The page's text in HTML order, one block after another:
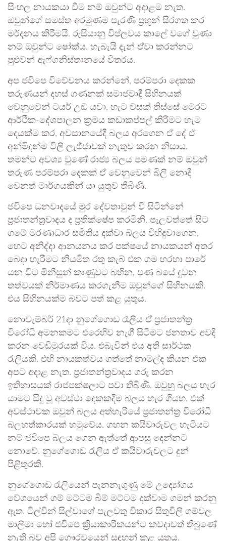
සිංහල නායකයා වීම නම් ඔවුන්ට අදාළම නැත.
ඔවුන්ගේ සමස්ත අරමුණම පැරණි ප්‍රභූන් සිරගත කර
මර්දනය කිරීමයි. රුසියානු විප්ලවය කාලේ වගේ වුණා
නම් ඔවුන්ට ෂෝක්ය. හැබැයි දැන් ඒවා කරන්නට
පුළුවන් ඇෆ්ගනිස්තානයේ විතරය.
අප ජවිපෙ විවේචනය කරන්නේ, පරම්පරා දෙකක
තරුණයන් දහස් ගණනක් සමාජවාදී සිහිනයක්
වෙනුවෙන් ටයර් උඩ යවා, හැට වසක් තිස්සේ මෙරට
ආර්ථික-දේශපාලන ක්‍රමය කඩාකප්පල් කිරීමට හැම
දෙයක්ම කර, අවසානයේදී බලය අරගෙන ඒ දේ ඒ
අන්මිදන්ම විලි ලැජ්ජාවක් නැතුව කරන නිසාය.
තමන්ට අවශ්‍ය වුණේ රාජ්‍ය බලය පමණක් නම් ඔවුන්
තරුණ පරම්පරා දෙකක් ඒ වෙනුවෙන් බිලි නොදී
වෙනත් මාර්ගයකින් යා යුතුව තිබිණි.
ජවිපෙ ධනවාදයේ මුර දේවතාවුන් වී සිටින්නේ
ප්‍රජාතන්ත්‍රවාදය ද ප්‍රතික්ෂේප කරමිනි. පැලවත්තේ සිට
ගමේ මරණාධාර සමිතිය දක්වා බලය විහිදුවාගෙන,
හෙට අනිද්දා ආනයනය කර පක්ෂයේ නායකයන් අතර
බෙදා හැරීමට නියමිත රතු කැබ් එක ගම හරහා පාරේ
යන විට මිනිසුන් කාණුවට බහින, පණ බයේ දුවන
තත්වයක් නිර්මාණය කරගැනීම ඔවුන්ගේ සිහිනයකි.
එය සිහිනයක්ම බවට පත් කළ යුතුය.
නොවැම්බර් 21දා නුගේගොඩ රැලිය ඒ ප්‍රජාතන්ත්‍ර
විරෝධී අමනකමට එරෙහිව නැගී සිටීමට ජනතාව අවදි
කරන වෙඩිමුරයක් විය. එබැවින් එය අති සාර්ථක
රැලියකි. එහි නායකත්වය ගත්තේ නාමල්ද කියන එක
අපට අදාළ නැත. ප්‍රජාතන්ත්‍රවාදය ගරු කරන
ඉතිහාසයක් රාජපක්ෂලාට පවා තිබිණි. ඔවුහු බලය හැර
යාමට සිදු වූ අවස්ථා දෙකකදීම බලය හැර ගියහ. එක්
අවස්ථාවක ඔවුන් බලය අත්හැරියේ ප්‍රජාතන්ත්‍ර විරෝධී
බලහත්කාරයක් හමුවේය. ගහන කයිවාරුවල හැටියට
නම් ජවිපෙ බලය ගෙන ඇත්තේ ආපසු දෙන්නට
නොවේ. නුගේගොඩ රැලිය ඒ කයිවාරුවලට දුන්
පිළිතුරකි.
නුගේගොඩ රැලියෙන් පැනනැගුණු මේ උද්‍යෝගය
වේගයෙන් ගම් මට්ටම බිම් මට්ටම දක්වාම ගමන් කරනු
ඇත. ටිල්වින් සිල්වාගේ පැලවතු විකාර සිතුවිලි ගම්වල
මාලිමා හෝ ජවිපෙ ක්‍රියාකාරිකයන්ට කවදාවත් තිබුණේ
නැති බව අපි ගෞරවයෙන් සඳහන් කළ යුතුය.